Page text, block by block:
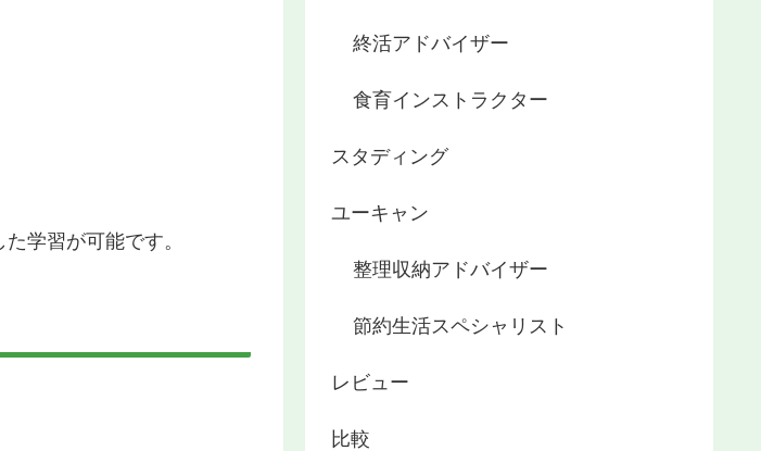
学習が可能です。
終活アドバイザー
食育インストラクター
スタディング
ユーキャン
整理収納アドバイザー
節約生活スペシャリスト
レビュー
比較